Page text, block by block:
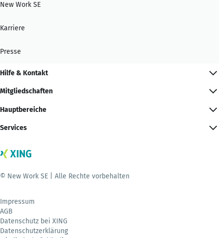
New Work SE
Karriere
Presse
Hilfe & Kontakt
Mitgliedschaften
Hauptbereiche
Services
© New Work SE | Alle Rechte vorbehalten
Impressum
AGB
Datenschutz bei XING
Datenschutzerklärung